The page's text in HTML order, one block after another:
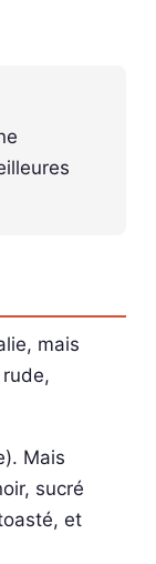
mais
Mais
sucré
et